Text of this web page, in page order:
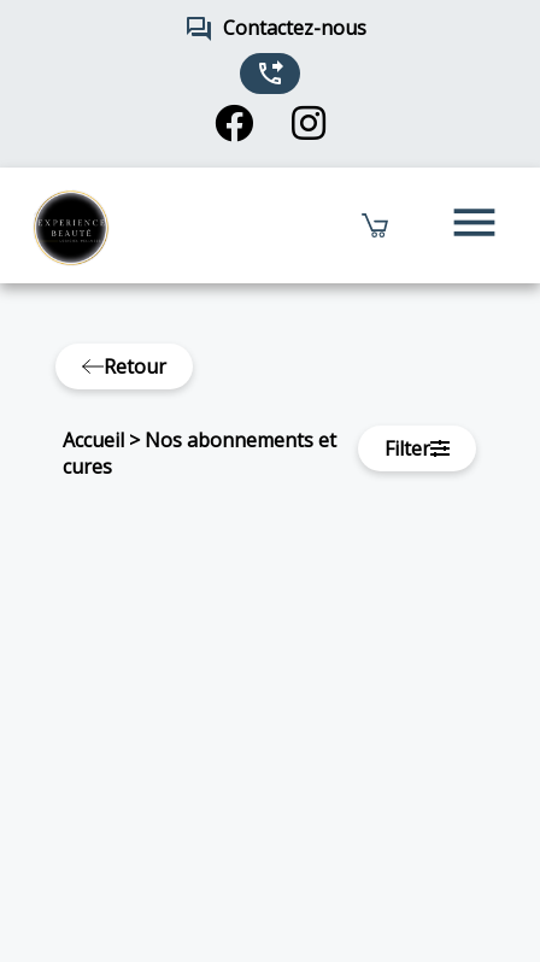
forum Contactez-nous
phone_forwarded
menu
Retour
Accueil >Nos abonnements et
cures
Filter